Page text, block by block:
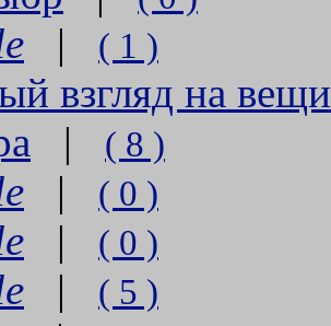
| ( 1 )
взгляд на вещи
| ( 8 )
| ( 0 )
| ( 0 )
| ( 5 )